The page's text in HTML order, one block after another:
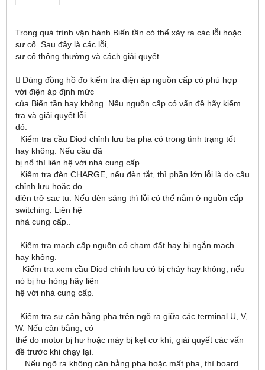
Trong quá trình vận hành Biến tần có thể xảy ra các lỗi hoặc
sự cố. Sau đây là các lỗi,
sự cố thông thường và cách giải quyết.
 Dùng đồng hồ đo kiểm tra điện áp nguồn cấp có phù hợp
với điện áp định mức
của Biến tần hay không. Nếu nguồn cấp có vấn đề hãy kiểm
tra và giải quyết lỗi
đó.
Kiểm tra cầu Diod chỉnh lưu ba pha có trong tình trạng tốt
hay không. Nếu cầu đã
bị nổ thì liên hệ với nhà cung cấp.
Kiểm tra đèn CHARGE, nếu đèn tắt, thì phần lớn lỗi là do cầu
chỉnh lưu hoặc do
điện trở sạc tụ. Nếu đèn sáng thì lỗi có thể nằm ở nguồn cấp
switching. Liên hệ
nhà cung cấp..
Kiểm tra mạch cấp nguồn có chạm đất hay bị ngắn mạch
hay không.
Kiểm tra xem cầu Diod chỉnh lưu có bị cháy hay không, nếu
nó bị hư hỏng hãy liên
hệ với nhà cung cấp.
Kiểm tra sự cân bằng pha trên ngõ ra giữa các terminal U, V,
W. Nếu cân bằng, có
thể do motor bị hư hoặc máy bị kẹt cơ khí, giải quyết các vấn
đề trước khi chạy lại.
Nếu ngõ ra không cân bằng pha hoặc mất pha, thì board